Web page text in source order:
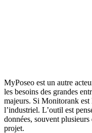
MyPoseo est un autre
les besoins des grandes
majeurs. Si Monitorank est
l’industriel. L’outil est
données, souvent
projet.